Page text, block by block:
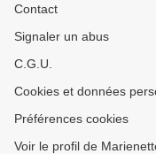
Contact
Signaler un abus
C.G.U.
Cookies et données
Préférences cookies
Voir le profil de